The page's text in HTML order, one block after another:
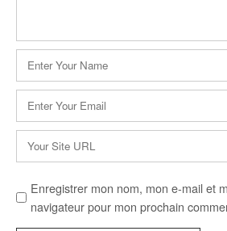
Nom
* Site
Enregistrer mon nom, mon e-mail et
navigateur pour mon prochain